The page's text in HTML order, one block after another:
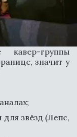
группы
значит у
звёзд (Лепс,